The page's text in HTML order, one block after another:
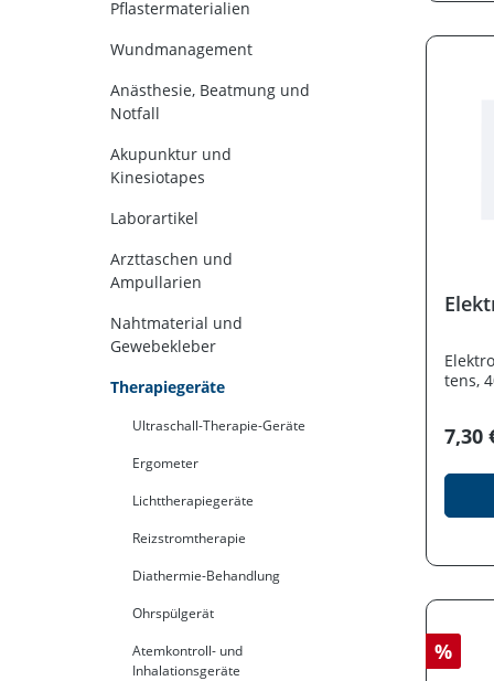
Pflastermaterialien
Wundmanagement
Anästhesie, Beatmung und
Notfall
Akupunktur und
Kinesiotapes
Laborartikel
Arzttaschen und
Ampullarien
Nahtmaterial und
Gewebekleber
Therapiegeräte
Ultraschall-Therapie-Geräte
Ergometer
Lichttherapiegeräte
Reizstromtherapie
Diathermie-Behandlung
Ohrspülgerät
Atemkontroll- und
Inhalationsgeräte
auf
im
free
tens,
7,30
%